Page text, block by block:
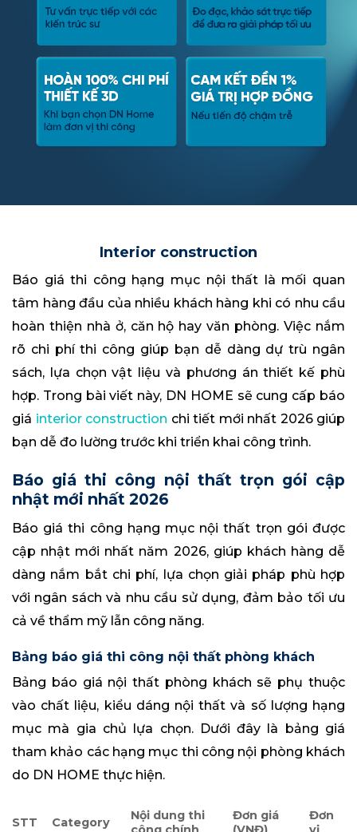
Interior construction
Báo giá thi công hạng mục nội thất là mối quan
tâm hàng đầu của nhiều khách hàng khi có nhu cầu
hoàn thiện nhà ở, căn hộ hay văn phòng. Việc nắm
rõ chi phí thi công giúp bạn dễ dàng dự trù ngân
sách, lựa chọn vật liệu và phương án thiết kế phù
hợp. Trong bài viết này, DN HOME sẽ cung cấp báo
giá interior construction chi tiết mới nhất 2026 giúp
bạn dễ đo lường trước khi triển khai công trình.
Báo giá thi công nội thất trọn gói cập
nhật mới nhất 2026
Báo giá thi công hạng mục nội thất trọn gói được
cập nhật mới nhất năm 2026, giúp khách hàng dễ
dàng nắm bắt chi phí, lựa chọn giải pháp phù hợp
với ngân sách và nhu cầu sử dụng, đảm bảo tối ưu
cả về thẩm mỹ lẫn công năng.
Bảng báo giá thi công nội thất phòng khách
Bảng báo giá nội thất phòng khách sẽ phụ thuộc
vào chất liệu, kiểu dáng nội thất và số lượng hạng
mục mà gia chủ lựa chọn. Dưới đây là bảng giá
tham khảo các hạng mục thi công nội phòng khách
do DN HOME thực hiện.
STT Category
Nội dung thi
Đơn giá
Đơn